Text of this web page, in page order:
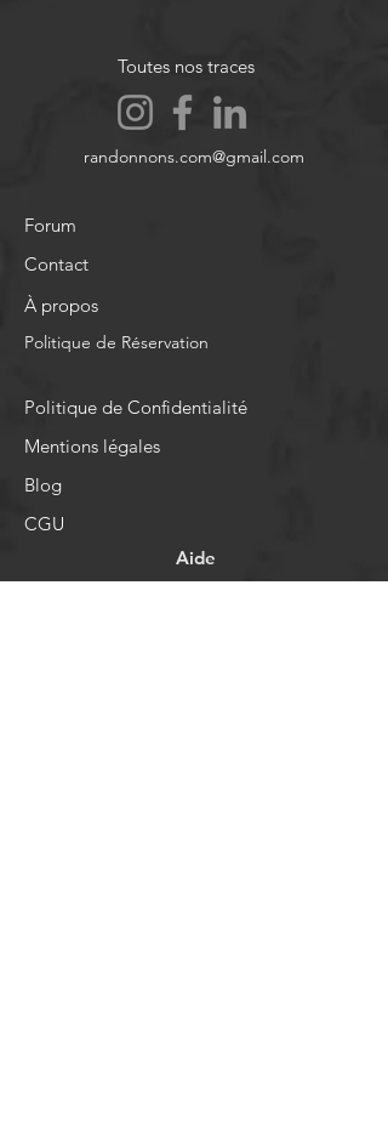
Toutes nos traces
randonnons.com@gmail.com
Forum
Contact
À propos
Politique de Réservation
Politique de Confidentialité
Mentions légales
Blog
CGU
Aide